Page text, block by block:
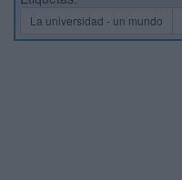
La universidad - un mundo